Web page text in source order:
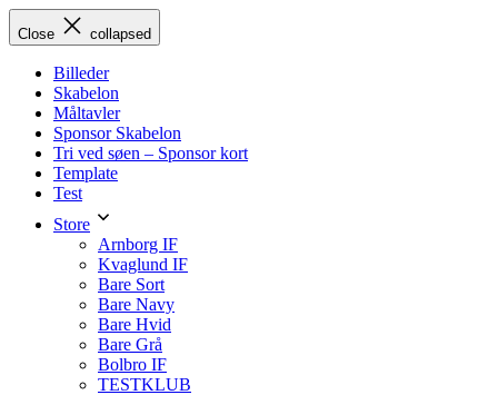
Skip
toClose collapsed
Billeder
Skabelon
Måltavler
Sponsor Skabelon
Tri ved søen – Sponsor kort
Template
Test
Store
Arnborg IF
Kvaglund IF
Bare Sort
Bare Navy
Bare Hvid
Bare Grå
Bolbro IF
TESTKLUB